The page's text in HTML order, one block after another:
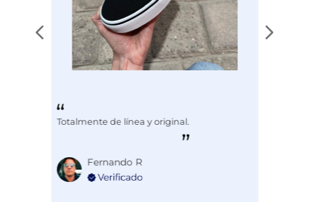
Totalmente de línea y original.
Fernando R